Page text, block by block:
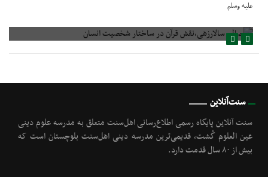
صالح سالارزهی،‌نقش قرآن در ساختار شخصیت انسان
سنت‌آنلاین
سنت آنلاین پایگاه رسمی اطلاع‌رسانی اهل‌سنت متعلق به مدرسه علوم دینی
عین العلوم گُشت, قدیمی‌ترین مدرسه دینی اهل‌سنت بلوچستان است که
بیش از ۸۰ سال قدمت دارد.